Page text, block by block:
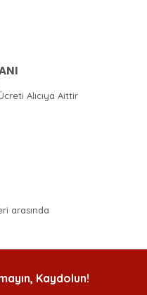
Alıcıya Aittir
arasında
Kaydolun!